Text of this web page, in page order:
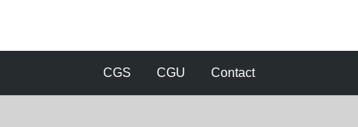
CGS CGU Contact